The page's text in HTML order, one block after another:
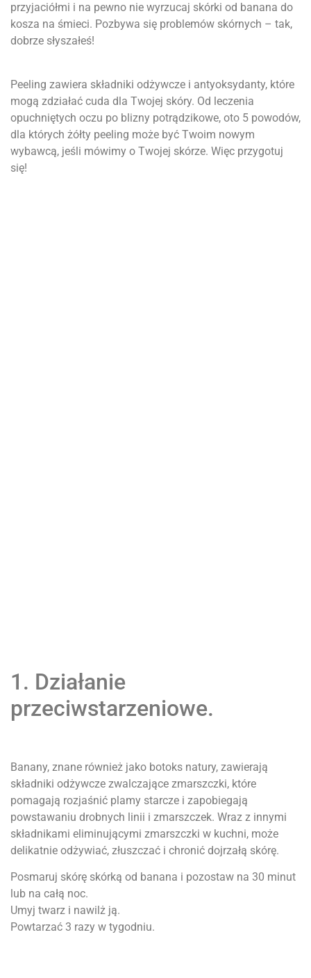
przyjaciółmi i na pewno nie wyrzucaj skórki od banana do
kosza na śmieci. Pozbywa się problemów skórnych – tak,
dobrze słyszałeś!
Peeling zawiera składniki odżywcze i antyoksydanty, które
mogą zdziałać cuda dla Twojej skóry. Od leczenia
opuchniętych oczu po blizny potrądzikowe, oto 5 powodów,
dla których żółty peeling może być Twoim nowym
wybawcą, jeśli mówimy o Twojej skórze. Więc przygotuj
się!
1. Działanie
przeciwstarzeniowe.
Banany, znane również jako botoks natury, zawierają
składniki odżywcze zwalczające zmarszczki, które
pomagają rozjaśnić plamy starcze i zapobiegają
powstawaniu drobnych linii i zmarszczek. Wraz z innymi
składnikami eliminującymi zmarszczki w kuchni, może
delikatnie odżywiać, złuszczać i chronić dojrzałą skórę.
Posmaruj skórę skórką od banana i pozostaw na 30 minut
lub na całą noc.
Umyj twarz i nawilż ją.
Powtarzać 3 razy w tygodniu.